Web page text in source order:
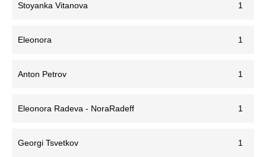
Stoyanka Vitanova 1
Eleonora 1
Anton Petrov 1
Eleonora Radeva - NoraRadeff 1
Georgi Tsvetkov 1